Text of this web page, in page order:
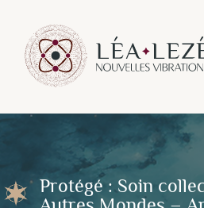
Protégé : Soin